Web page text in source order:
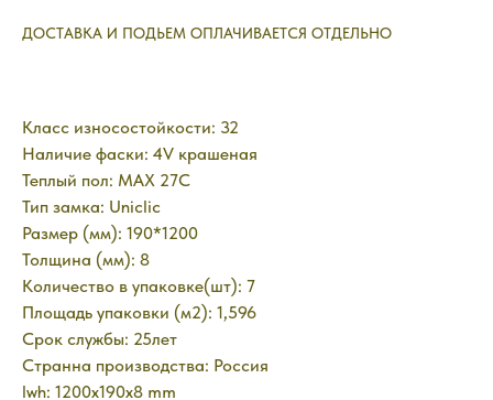
ДОСТАВКА И ПОДЬЕМ ОПЛАЧИВАЕТСЯ ОТДЕЛЬНО
Класс износостойкости: 32
Наличие фаски: 4V крашеная
Теплый пол: MAX 27C
Тип замка: Uniclic
Размер (мм): 190*1200
Толщина (мм): 8
Количество в упаковке(шт): 7
Площадь упаковки (м2): 1,596
Срок службы: 25лет
Странна производства: Россия
lwh: 1200x190x8 mm